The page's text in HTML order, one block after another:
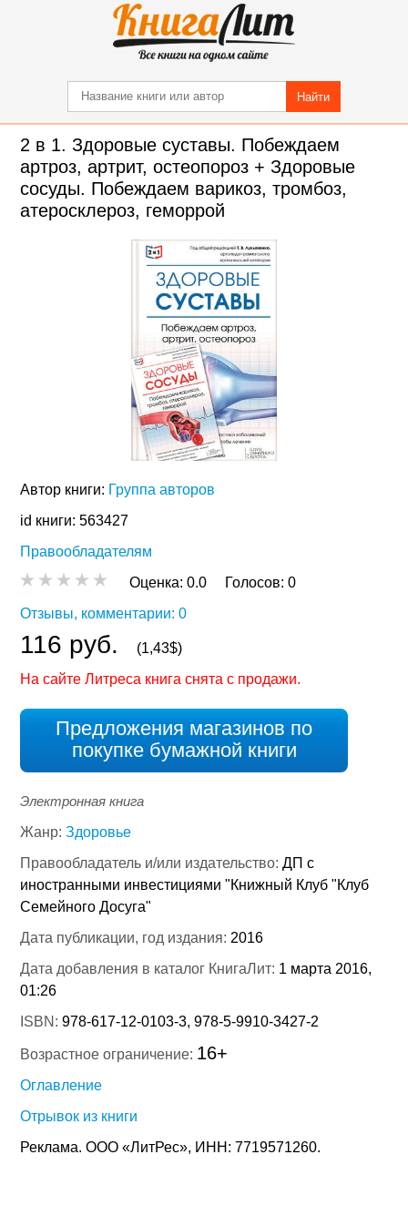
Найти
2 в 1. Здоровые суставы. Побеждаем
артроз, артрит, остеопороз + Здоровые
сосуды. Побеждаем варикоз, тромбоз,
атеросклероз, геморрой
Автор книги: Группа авторов
id книги: 563427
Правообладателям
Оценка:0.0 Голосов:0
Отзывы, комментарии: 0
116 руб.
(1,43$)
На сайте Литреса книга снята с продажи.
Предложения магазинов по
покупке бумажной книги
Электронная книга
Жанр:Здоровье
Правообладатель и/или издательство:ДП с
иностранными инвестициями "Книжный Клуб "Клуб
Семейного Досуга"
Дата публикации, год издания: 2016
Дата добавления в каталог КнигаЛит: 1 марта 2016,
01:26
ISBN:978-617-12-0103-3, 978-5-9910-3427-2
Возрастное ограничение: 16+
Оглавление
Отрывок из книги
Реклама. ООО «ЛитРес», ИНН: 7719571260.